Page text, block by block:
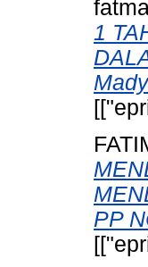
1
PP